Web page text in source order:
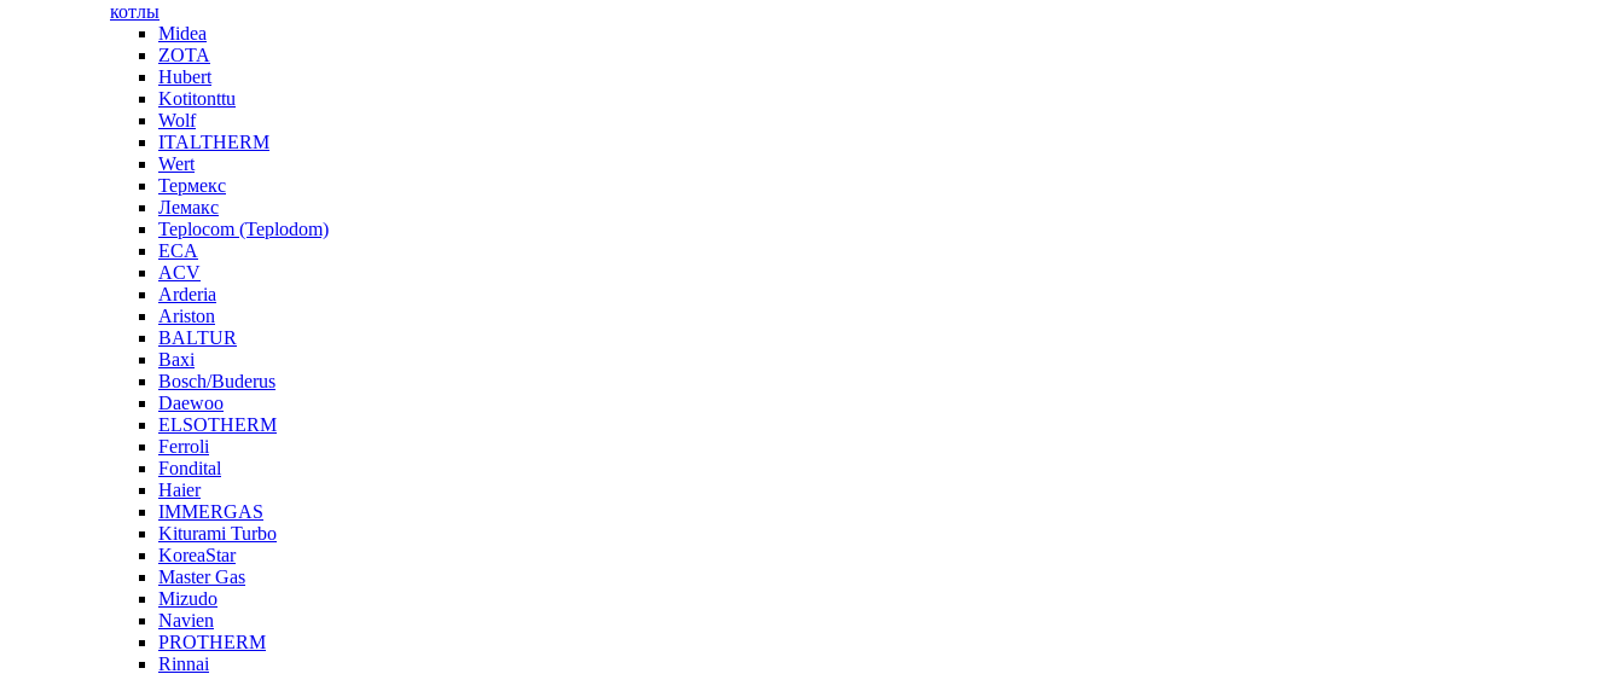
котлы
Midea
ZOTA
Hubert
Kotitonttu
Wolf
ITALTHERM
Wert
Термекс
Лемакс
Teplocom (Teplodom)
ECA
ACV
Arderia
Ariston
BALTUR
Baxi
Bosch/Buderus
Daewoo
ELSOTHERM
Ferroli
Fondital
Haier
IMMERGAS
Kiturami Turbo
KoreaStar
Master Gas
Mizudo
Navien
PROTHERM
Rinnai